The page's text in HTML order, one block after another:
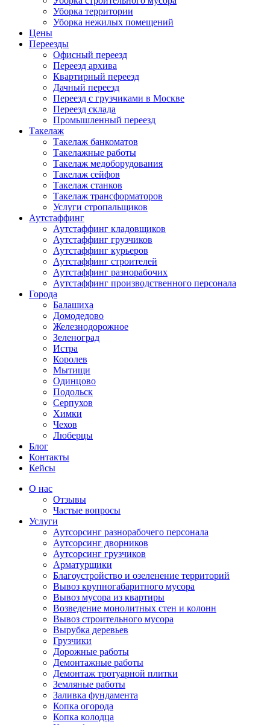
Уборка территории
Уборка нежилых помещений
Цены
Переезды
Офисный переезд
Переезд архива
Квартирный переезд
Дачный переезд
Переезд с грузчиками в Москве
Переезд склада
Промышленный переезд
Такелаж
Такелаж банкоматов
Такелажные работы
Такелаж медоборудования
Такелаж сейфов
Такелаж станков
Такелаж трансформаторов
Услуги стропальщиков
Аутстаффинг
Аутстаффинг кладовщиков
Аутстаффинг грузчиков
Аутстаффинг курьеров
Аутстаффинг строителей
Аутстаффинг разнорабочих
Аутстаффинг производственного персонала
Города
Балашиха
Домодедово
Железнодорожное
Зеленоград
Истра
Королев
Мытищи
Одинцово
Подольск
Серпухов
Химки
Чехов
Люберцы
Блог
Контакты
Кейсы
О нас
Отзывы
Частые вопросы
Услуги
Аутсорсинг разнорабочего персонала
Аутсорсинг дворников
Аутсорсинг грузчиков
Арматурщики
Благоустройство и озеленение территорий
Вывоз крупногабаритного мусора
Вывоз мусора из квартиры
Возведение монолитных стен и колонн
Вывоз строительного мусора
Вырубка деревьев
Грузчики
Дорожные работы
Демонтажные работы
Демонтаж тротуарной плитки
Земляные работы
Заливка фундамента
Копка огорода
Копка колодца